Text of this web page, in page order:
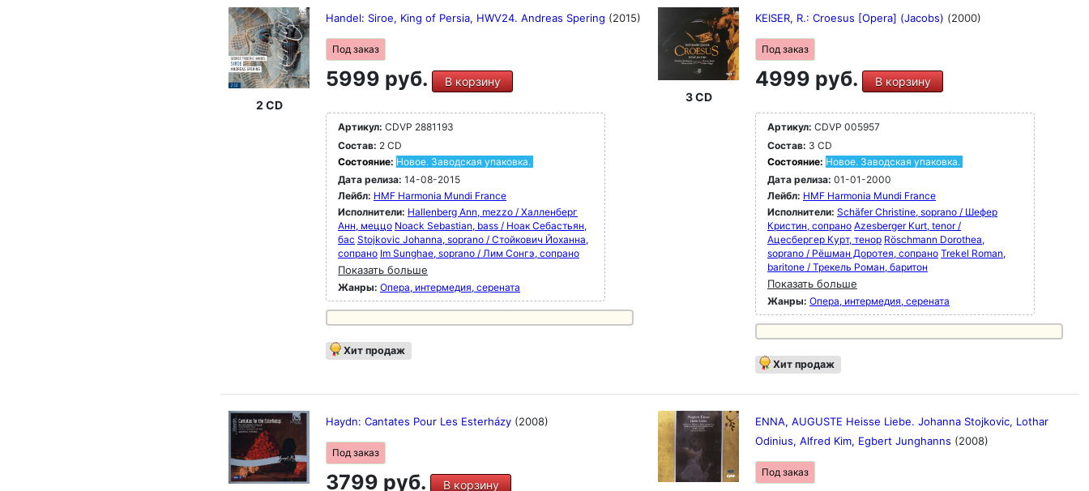
2 CD
Handel: Siroe, King of Persia, HWV24. Andreas Spering (2015)
Под заказ
5999 руб. В корзину
Артикул: CDVP 2881193
Состав: 2 CD
Состояние: Новое. Заводская упаковка.
Дата релиза: 14-08-2015
Лейбл: HMF Harmonia Mundi France
Исполнители: Hallenberg Ann, mezzo / Халленберг
Анн, меццо Noack Sebastian, bass / Ноак Себастьян,
бас Stojkovic Johanna, soprano / Стойкович Йоханна,
сопрано Im Sunghae, soprano / Лим Сонгэ, сопрано
Показать больше
Жанры: Опера, интермедия, серената
Хит продаж
3 CD
KEISER, R.: Croesus [Opera] (Jacobs) (2000)
Под заказ
4999 руб. В корзину
Артикул: CDVP 005957
Состав: 3 CD
Состояние: Новое. Заводская упаковка.
Дата релиза: 01-01-2000
Лейбл: HMF Harmonia Mundi France
Исполнители: Schäfer Christine, soprano / Шефер
Кристин, сопрано Azesberger Kurt, tenor /
Ацесбергер Курт, тенор Röschmann Dorothea,
soprano / Рёшман Доротея, сопрано Trekel Roman,
baritone / Трекель Роман, баритон
Показать больше
Жанры: Опера, интермедия, серената
Хит продаж
Haydn: Cantates Pour Les Esterházy (2008)
Под заказ
3799 руб. В корзину
ENNA, AUGUSTE Heisse Liebe. Johanna Stojkovic, Lothar
Odinius, Alfred Kim, Egbert Junghanns (2008)
Под заказ